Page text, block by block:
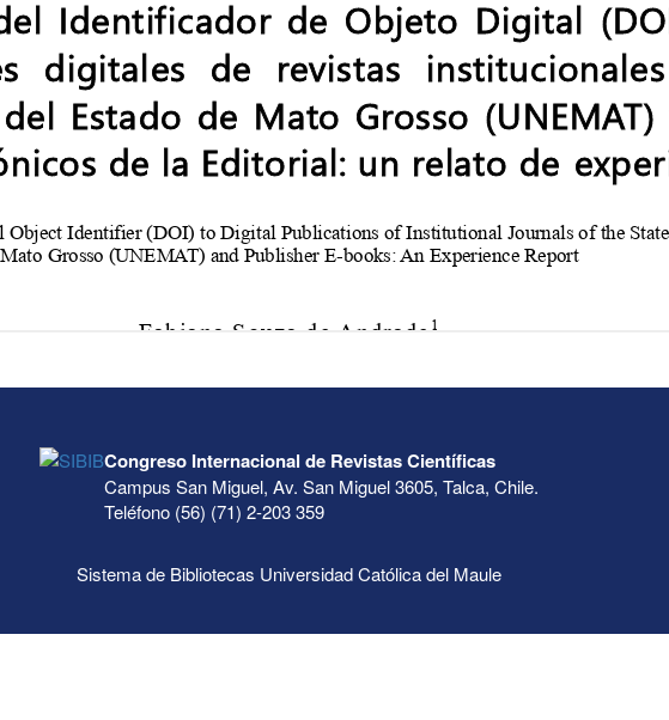
Congreso Internacional de Revistas Científicas
Campus San Miguel, Av. San Miguel 3605, Talca, Chile.
Teléfono (56) (71) 2-203 359
Sistema de Bibliotecas Universidad Católica del Maule